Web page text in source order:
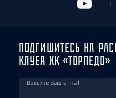
ПОДПИШИТЕСЬ НА
КЛУБА ХК «ТОРПЕДО»
Введите Ваш e-mail